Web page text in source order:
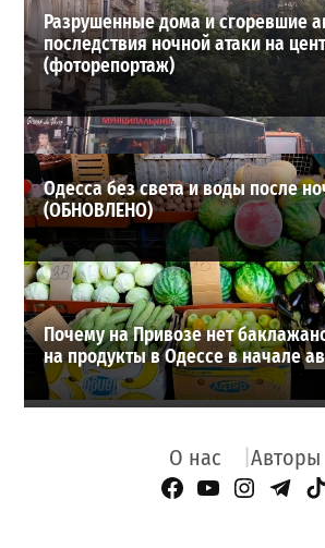
Разрушенные дома и сгоревшие
последствия ночной атаки на
(фоторепортаж)
Одесса без света и воды после
(ОБНОВЛЕНО)
Почему на Привозе нет
на продукты в Одессе в начале
О нас Авторы
Facebook Page
YouTube
Instagram